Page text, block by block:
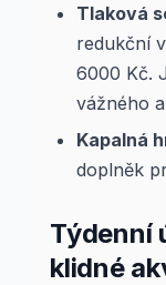
Tlaková
redukční
6000 Kč.
vážného
Kapalná
doplněk
Týdenní
klidné